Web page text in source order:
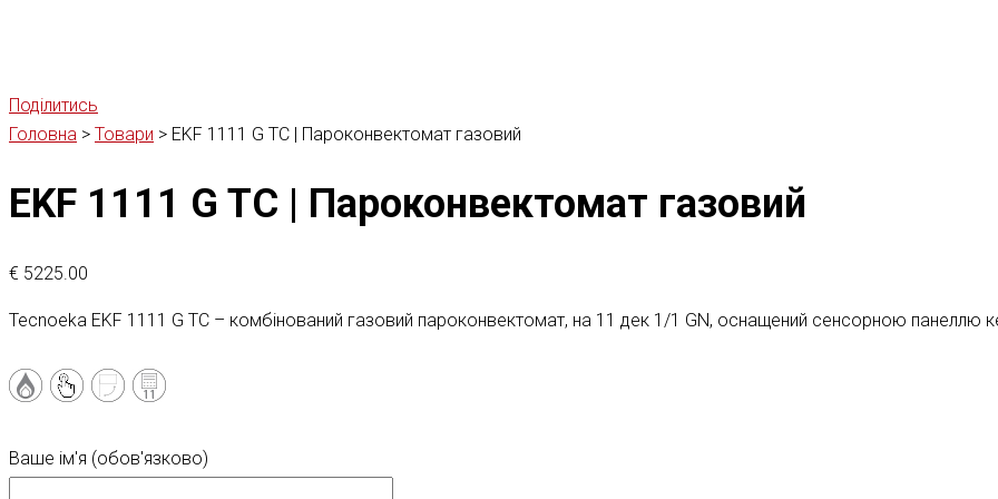
Поділитись
Головна > Товари > EKF 1111 G TC | Пароконвектомат газовий
EKF 1111 G TC | Пароконвектомат газовий
€ 5225.00
Tecnoeka EKF 1111 G TC – комбінований газовий пароконвектомат, на 11 дек 1/1 GN, оснащений сенсорною панеллю
Ваше ім'я (обов'язково)